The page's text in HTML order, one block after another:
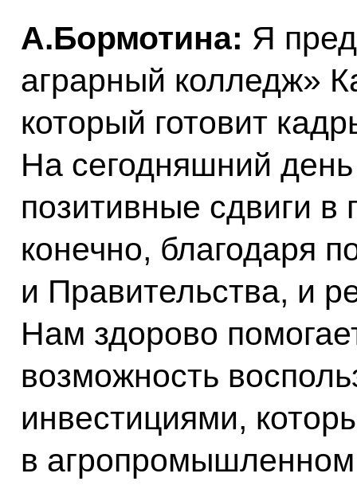
А.Бормотина: Я
аграрный колледж»
который готовит
На сегодняшний
позитивные сдвиги в
конечно, благодаря
и Правительства, и
Нам здорово
возможность
инвестициями,
в